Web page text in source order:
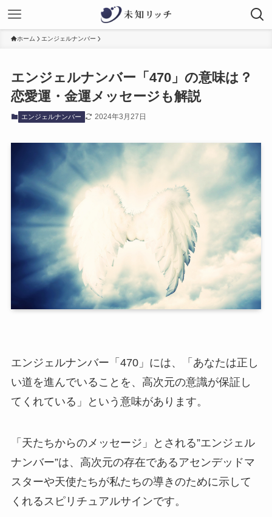
ホーム エンジェルナンバー
エンジェルナンバー「470」の意味は？
恋愛運・金運メッセージも解説
エンジェルナンバー 2024年3月27日
エンジェルナンバー「470」には、「あなたは正し
い道を進んでいることを、高次元の意識が保証し
てくれている」という意味があります。
「天たちからのメッセージ」とされる”エンジェル
ナンバー”は、高次元の存在であるアセンデッドマ
スターや天使たちが私たちの導きのために示して
くれるスピリチュアルサインです。